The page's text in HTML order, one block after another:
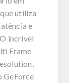
utiliza
e
incrível
Frame
GeForce